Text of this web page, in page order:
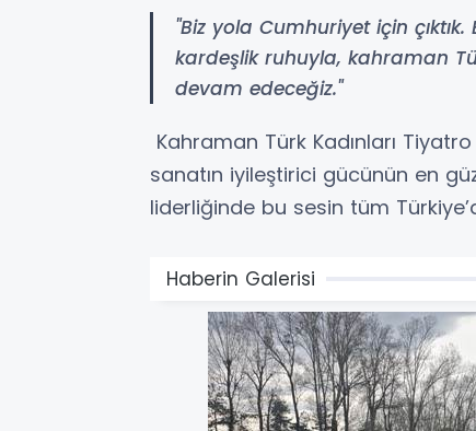
"Biz yola Cumhuriyet için
kardeşlik ruhuyla, kahraman
devam edeceğiz."
Kahraman Türk Kadınları
sanatın iyileştirici gücünün en
liderliğinde bu sesin tüm
Haberin Galerisi